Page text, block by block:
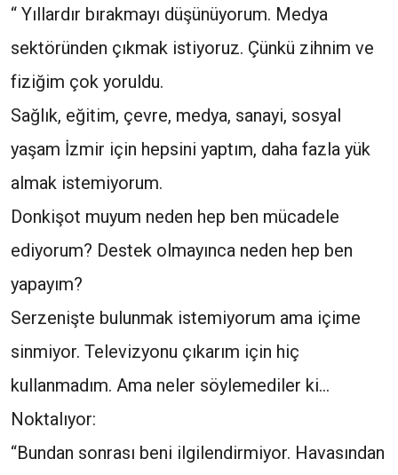
“ Yıllardır bırakmayı düşünüyorum. Medya
sektöründen çıkmak istiyoruz. Çünkü zihnim ve
fiziğim çok yoruldu.
Sağlık, eğitim, çevre, medya, sanayi, sosyal
yaşam İzmir için hepsini yaptım, daha fazla yük
almak istemiyorum.
Donkişot muyum neden hep ben mücadele
ediyorum? Destek olmayınca neden hep ben
yapayım?
Serzenişte bulunmak istemiyorum ama içime
sinmiyor. Televizyonu çıkarım için hiç
kullanmadım. Ama neler söylemediler ki…
Noktalıyor:
“Bundan sonrası beni ilgilendirmiyor. Havasından